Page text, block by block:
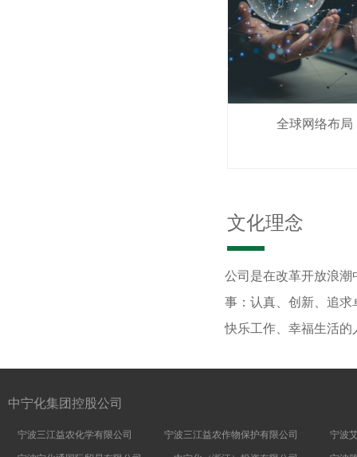
全球网络布局
文化理念
公司是在改革开放浪
事：认真、创新、追
快乐工作、幸福生活
中宁化集团控股公司
宁波三江益农化学有限公司 宁波三江益农作物保护有限公司 宁波